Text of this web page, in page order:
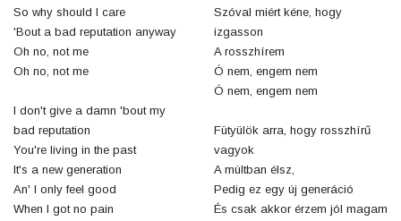
So why should I care
'Bout a bad reputation anyway
Oh no, not me
Oh no, not me
I don't give a damn 'bout my
bad reputation
You're living in the past
It's a new generation
An' I only feel good
When I got no pain
Szóval miért kéne, hogy
izgasson
A rosszhírem
Ó nem, engem nem
Ó nem, engem nem
Fütyülök arra, hogy rosszhírű
vagyok
A múltban élsz,
Pedig ez egy új generáció
És csak akkor érzem jól magam